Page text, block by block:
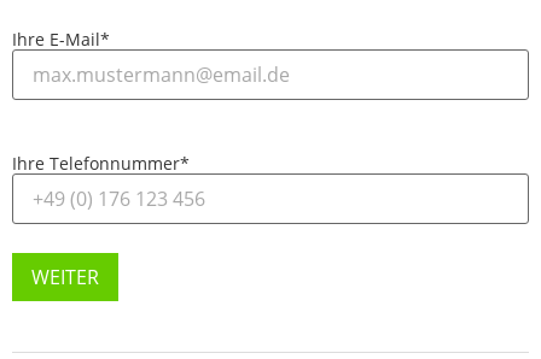
Ihre E-Mail*
Ihre Telefonnummer*
WEITER